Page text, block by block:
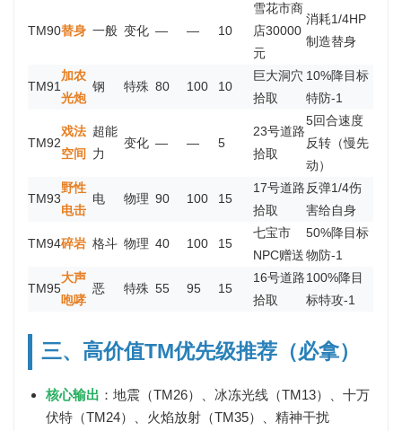
TM90替身 一般 变化 — — 10
雪花市商
店30000
元
消耗1/4HP
制造替身
TM91
加农
光炮
钢 特殊 80 100 10
巨大洞穴
拾取
10%降目标
特防-1
TM92
戏法
空间
超能
力
变化 — — 5
23号道路
拾取
5回合速度
反转（慢先
动）
TM93
野性
电击
电 物理 90 100 15
17号道路
拾取
反弹1/4伤
害给自身
TM94碎岩 格斗 物理 40 100 15
七宝市
NPC赠送
50%降目标
物防-1
TM95
大声
咆哮
恶 特殊 55 95 15
16号道路
拾取
100%降目
标特攻-1
三、高价值TM优先级推荐（必拿）
核心输出 ：地震（TM26）、冰冻光线（TM13）、十万
伏特（TM24）、火焰放射（TM35）、精神干扰